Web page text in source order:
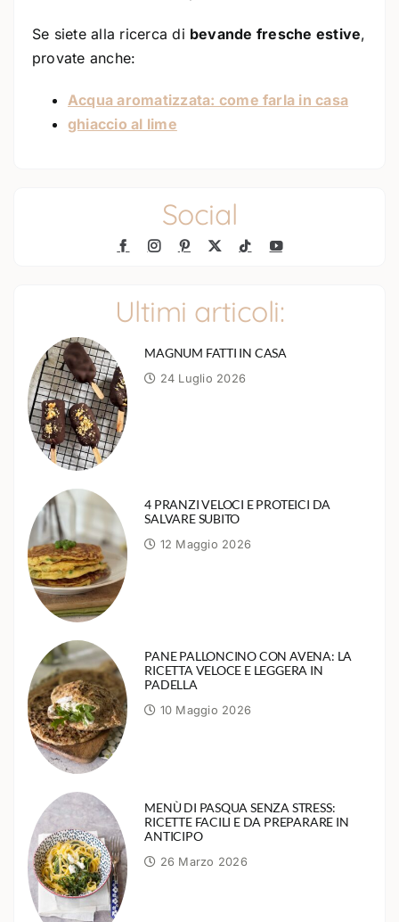
Se siete alla ricerca di bevande fresche estive,
provate anche:
Acqua aromatizzata: come farla in casa
ghiaccio al lime
Social
Ultimi articoli:
MAGNUM FATTI IN CASA
24 Luglio 2026
4 PRANZI VELOCI E PROTEICI DA
SALVARE SUBITO
12 Maggio 2026
PANE PALLONCINO CON AVENA: LA
RICETTA VELOCE E LEGGERA IN
PADELLA
10 Maggio 2026
MENÙ DI PASQUA SENZA STRESS:
RICETTE FACILI E DA PREPARARE IN
ANTICIPO
26 Marzo 2026